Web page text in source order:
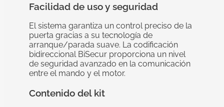
Facilidad de uso y seguridad
El sistema garantiza un control preciso de la
puerta gracias a su tecnología de
arranque/parada suave. La codificación
bidireccional BiSecur proporciona un nivel
de seguridad avanzado en la comunicación
entre el mando y el motor.
Contenido del kit